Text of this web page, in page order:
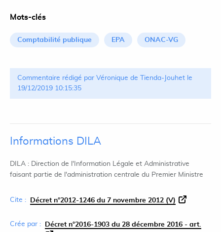
Mots-clés
Comptabilité publique EPA ONAC-VG
Commentaire rédigé par Véronique de Tienda-Jouhet le
19/12/2019 10:15:35
Informations DILA
DILA : Direction de l'Information Légale et Administrative
faisant partie de l'administration centrale du Premier Ministre
Cite : Décret n°2012-1246 du 7 novembre 2012 (V)
Crée par : Décret n°2016-1903 du 28 décembre 2016 - art.